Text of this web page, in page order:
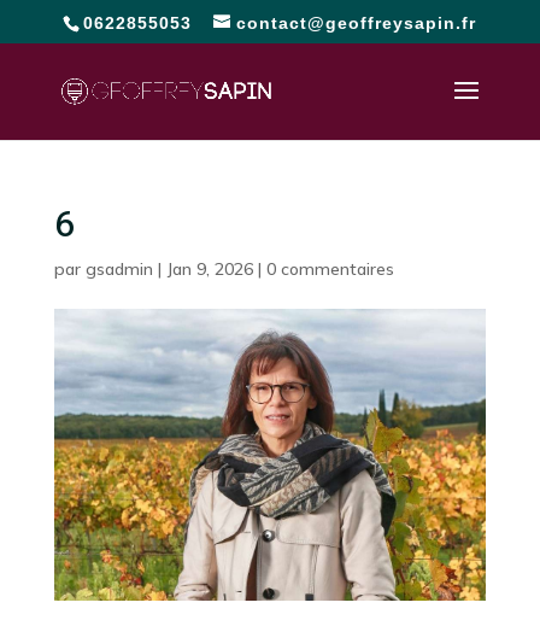
0622855053 contact@geoffreysapin.fr
6
par gsadmin | Jan 9, 2026| 0 commentaires